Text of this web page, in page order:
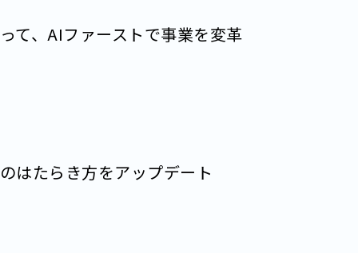
て、 AIファーストで事業を変革
はたらき方をアップデート